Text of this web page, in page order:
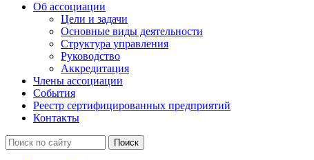
Об ассоциации
Цели и задачи
Основные виды деятельности
Структура управления
Руководство
Аккредитация
Члены ассоциации
События
Реестр сертифицированных предприятий
Контакты